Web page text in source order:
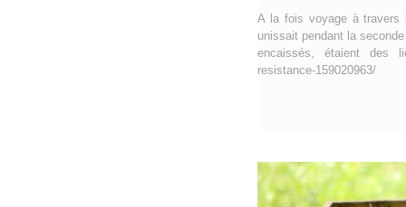
A la fois voyage à travers
unissait pendant la
encaissés, étaient des
resistance-159020963/